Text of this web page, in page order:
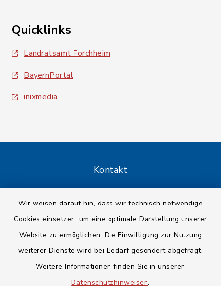
Wir weisen darauf hin, dass wir technisch notwendige
Cookies einsetzen, um eine optimale Darstellung unserer
Website zu ermöglichen. Die Einwilligung zur Nutzung
weiterer Dienste wird bei Bedarf gesondert abgefragt.
Weitere Informationen finden Sie in unseren
Datenschutzhinweisen.
Quicklinks
Landratsamt Forchheim
BayernPortal
inixmedia
Kontakt
Datenschutz
Impressum
Sitemap